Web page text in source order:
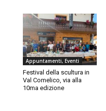
Appuntamenti, Eventi
Festival della scultura in
Val Comelico, via alla
10ma edizione